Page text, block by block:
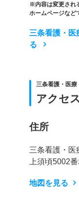
※内容は変更され
ホームページなど
三条看護・医
る
三条看護・医
アクセ
住所
三条看護・医
上須頃5002
地図を見る